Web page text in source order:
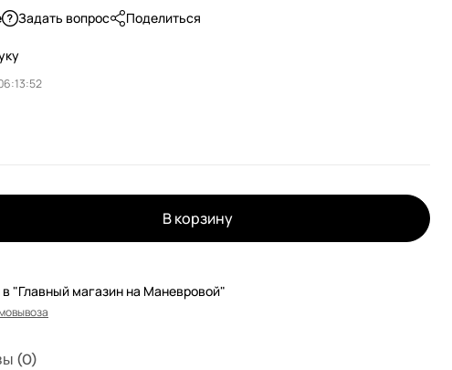
Задать вопрос Поделиться
В корзину
"Главный магазин на Маневровой"
(0)